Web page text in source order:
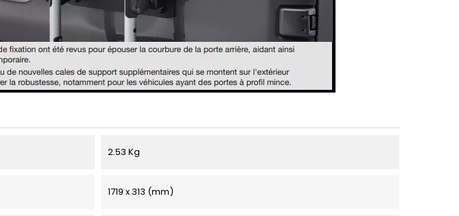
2.53 Kg
1719 x 313 (mm)